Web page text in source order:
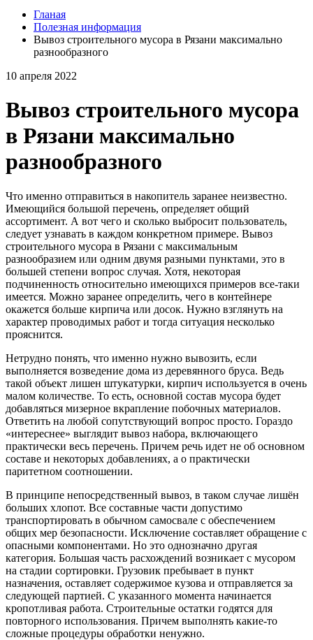
Гланая
Полезная информация
Вывоз строительного мусора в Рязани максимально
разнообразного
10 апреля 2022
Вывоз строительного мусора
в Рязани максимально
разнообразного
Что именно отправиться в накопитель заранее неизвестно.
Имеющийся большой перечень, определяет общий
ассортимент. А вот чего и сколько выбросит пользователь,
следует узнавать в каждом конкретном примере. Вывоз
строительного мусора в Рязани с максимальным
разнообразием или одним двумя разными пунктами, это в
большей степени вопрос случая. Хотя, некоторая
подчиненность относительно имеющихся примеров все-таки
имеется. Можно заранее определить, чего в контейнере
окажется больше кирпича или досок. Нужно взглянуть на
характер проводимых работ и тогда ситуация несколько
прояснится.
Нетрудно понять, что именно нужно вывозить, если
выполняется возведение дома из деревянного бруса. Ведь
такой объект лишен штукатурки, кирпич используется в очень
малом количестве. То есть, основной состав мусора будет
добавляться мизерное вкрапление побочных материалов.
Ответить на любой сопутствующий вопрос просто. Гораздо
«интереснее» выглядит вывоз набора, включающего
практически весь перечень. Причем речь идет не об основном
составе и некоторых добавлениях, а о практически
паритетном соотношении.
В принципе непосредственный вывоз, в таком случае лишён
больших хлопот. Все составные части допустимо
транспортировать в обычном самосвале с обеспечением
общих мер безопасности. Исключение составляет обращение с
опасными компонентами. Но это однозначно другая
категория. Большая часть расхождений возникает с мусором
на стадии сортировки. Грузовик пребывает в пункт
назначения, оставляет содержимое кузова и отправляется за
следующей партией. С указанного момента начинается
кропотливая работа. Строительные остатки годятся для
повторного использования. Причем выполнять какие-то
сложные процедуры обработки ненужно.